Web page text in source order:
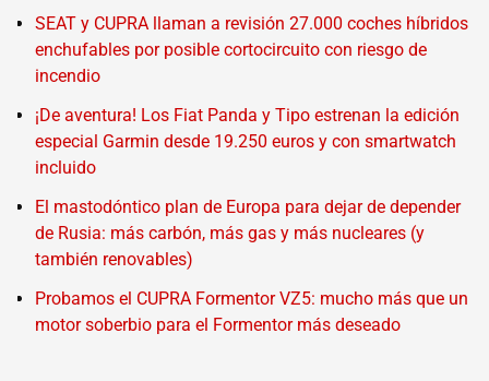
SEAT y CUPRA llaman a revisión 27.000 coches híbridos
enchufables por posible cortocircuito con riesgo de
incendio
¡De aventura! Los Fiat Panda y Tipo estrenan la edición
especial Garmin desde 19.250 euros y con smartwatch
incluido
El mastodóntico plan de Europa para dejar de depender
de Rusia: más carbón, más gas y más nucleares (y
también renovables)
Probamos el CUPRA Formentor VZ5: mucho más que un
motor soberbio para el Formentor más deseado